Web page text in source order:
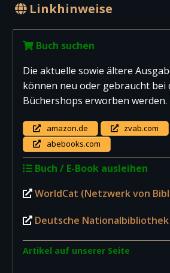
Linkhinweise
Buch suchen
Die aktuelle sowie ältere
können neu oder gebraucht bei
Büchershops erworben werden.
amazon.de
zvab.com
abebooks.com
Buch / E-Book ausleihen
WorldCat (Netzwerk von
Deutsche Nationalbibliothek
Artikel auf unserer Seite